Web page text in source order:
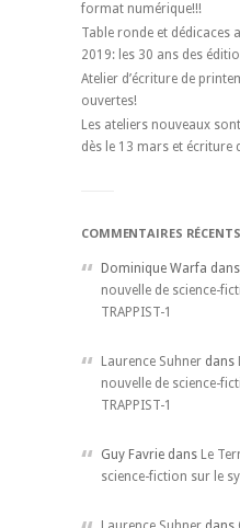
format numérique!!!
Table ronde et dédicaces
2019: les 30 ans des
Atelier d’écriture de
ouvertes!
Les ateliers nouveaux
dès le 13 mars et écriture
COMMENTAIRES RÉCENTS
Dominique Warfa dans
nouvelle de science-
TRAPPIST-1
Laurence Suhner dans
nouvelle de science-
TRAPPIST-1
Guy Favrie dans Le
science-fiction sur le